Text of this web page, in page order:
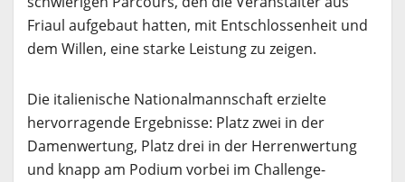
Friaul aufgebaut hatten, mit Entschlossenheit und
dem Willen, eine starke Leistung zu zeigen.
Die italienische Nationalmannschaft erzielte
hervorragende Ergebnisse: Platz zwei in der
Damenwertung, Platz drei in der Herrenwertung
und knapp am Podium vorbei im Challenge-